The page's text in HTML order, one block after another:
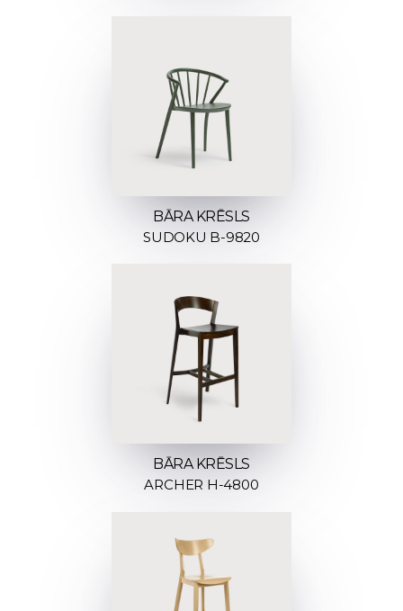
BĀRA KRĒSLS
SUDOKU B-9820
BĀRA KRĒSLS
ARCHER H-4800